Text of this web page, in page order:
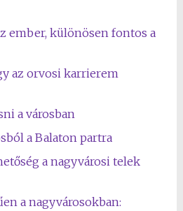
ember, különösen fontos a
az orvosi karrierem
a városban
a Balaton partra
a nagyvárosi telek
a nagyvárosokban: